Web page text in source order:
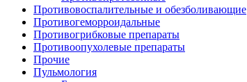
Противовоспалительные и обезболивающие
Противогеморроидальные
Противогрибковые препараты
Противоопухолевые препараты
Прочие
Пульмология